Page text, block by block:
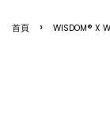
首頁 › WISDOM® X